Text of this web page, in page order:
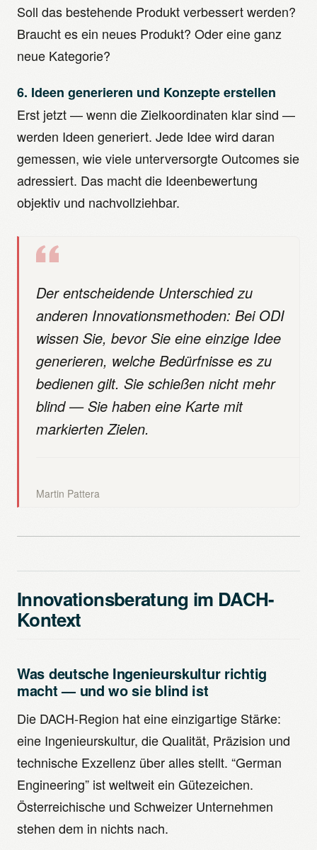
Soll das bestehende Produkt verbessert werden?
Braucht es ein neues Produkt? Oder eine ganz
neue Kategorie?
6. Ideen generieren und Konzepte erstellen
Erst jetzt — wenn die Zielkoordinaten klar sind —
werden Ideen generiert. Jede Idee wird daran
gemessen, wie viele unterversorgte Outcomes sie
adressiert. Das macht die Ideenbewertung
objektiv und nachvollziehbar.
Der entscheidende Unterschied zu
anderen Innovationsmethoden: Bei ODI
wissen Sie, bevor Sie eine einzige Idee
generieren, welche Bedürfnisse es zu
bedienen gilt. Sie schießen nicht mehr
blind — Sie haben eine Karte mit
markierten Zielen.
Martin Pattera
Innovationsberatung im DACH-
Kontext
Was deutsche Ingenieurskultur richtig
macht — und wo sie blind ist
Die DACH-Region hat eine einzigartige Stärke:
eine Ingenieurskultur, die Qualität, Präzision und
technische Exzellenz über alles stellt. “German
Engineering” ist weltweit ein Gütezeichen.
Österreichische und Schweizer Unternehmen
stehen dem in nichts nach.